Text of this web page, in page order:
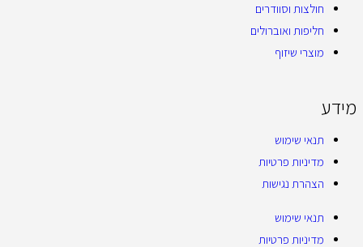
חולצות וסוודרים
חליפות ואוברולים
מוצרי שיזוף
מידע
תנאי שימוש
מדיניות פרטיות
הצהרת נגישות
תנאי שימוש
מדיניות פרטיות